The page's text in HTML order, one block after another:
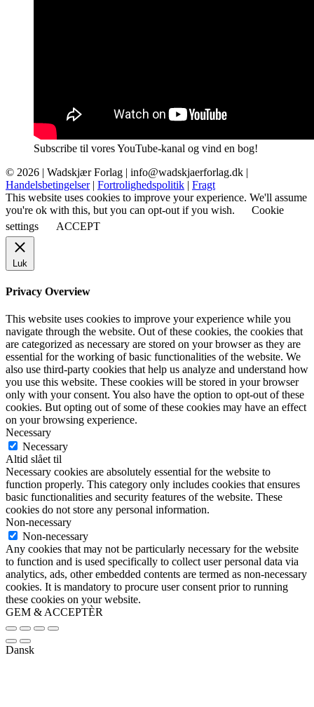
Subscribe til vores YouTube-kanal og vind en bog!
© 2026 | Wadskjær Forlag | info@wadskjaerforlag.dk |
Handelsbetingelser| Fortrolighedspolitik | Fragt
This website uses cookies to improve your experience. We'll assume
you're ok with this, but you can opt-out if you wish.
Cookie
settings
ACCEPT
Luk
Privacy Overview
This website uses cookies to improve your experience while you
navigate through the website. Out of these cookies, the cookies that
are categorized as necessary are stored on your browser as they are
essential for the working of basic functionalities of the website. We
also use third-party cookies that help us analyze and understand how
you use this website. These cookies will be stored in your browser
only with your consent. You also have the option to opt-out of these
cookies. But opting out of some of these cookies may have an effect
on your browsing experience.
Necessary
Necessary
Altid slået til
Necessary cookies are absolutely essential for the website to
function properly. This category only includes cookies that ensures
basic functionalities and security features of the website. These
cookies do not store any personal information.
Non-necessary
Non-necessary
Any cookies that may not be particularly necessary for the website
to function and is used specifically to collect user personal data via
analytics, ads, other embedded contents are termed as non-necessary
cookies. It is mandatory to procure user consent prior to running
these cookies on your website.
GEM & ACCEPTÈR
Dansk